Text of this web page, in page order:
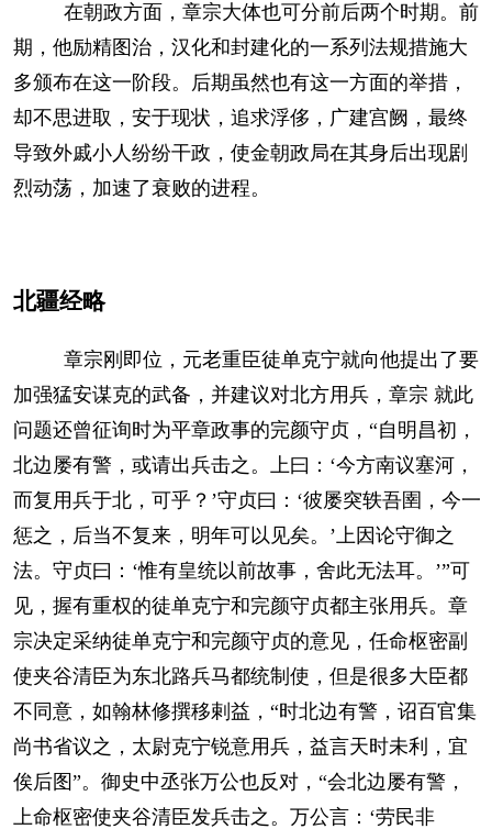
在朝政方面，章宗大体也可分前后两个时期。前
期，他励精图治，汉化和封建化的一系列法规措施大
多颁布在这一阶段。后期虽然也有这一方面的举措，
却不思进取，安于现状，追求浮侈，广建宫阙，最终
导致外戚小人纷纷干政，使金朝政局在其身后出现剧
烈动荡，加速了衰败的进程。
北疆经略
章宗刚即位，元老重臣徒单克宁就向他提出了要
加强猛安谋克的武备，并建议对北方用兵，章宗 就此
问题还曾征询时为平章政事的完颜守贞，“自明昌初，
北边屡有警，或请出兵击之。上曰：‘今方南议塞河，
而复用兵于北，可乎？’守贞曰：‘彼屡突轶吾圉，今一
惩之，后当不复来，明年可以见矣。’上因论守御之
法。守贞曰：‘惟有皇统以前故事，舍此无法耳。’”可
见，握有重权的徒单克宁和完颜守贞都主张用兵。章
宗决定采纳徒单克宁和完颜守贞的意见，任命枢密副
使夹谷清臣为东北路兵马都统制使，但是很多大臣都
不同意，如翰林修撰移剌益，“时北边有警，诏百官集
尚书省议之，太尉克宁锐意用兵，益言天时未利，宜
俟后图”。御史中丞张万公也反对，“会北边屡有警，
上命枢密使夹谷清臣发兵击之。万公言：‘劳民非